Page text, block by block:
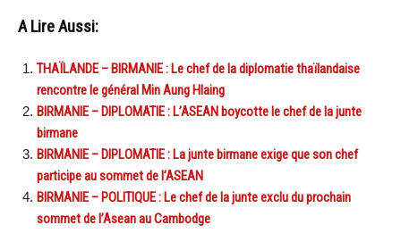
A Lire Aussi:
THAÏLANDE – BIRMANIE : Le chef de la diplomatie thaïlandaise
rencontre le général Min Aung Hlaing
BIRMANIE – DIPLOMATIE : L’ASEAN boycotte le chef de la junte
birmane
BIRMANIE – DIPLOMATIE : La junte birmane exige que son chef
participe au sommet de l’ASEAN
BIRMANIE – POLITIQUE : Le chef de la junte exclu du prochain
sommet de l’Asean au Cambodge